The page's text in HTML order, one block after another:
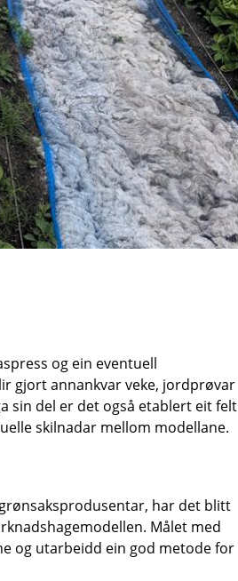
og ein eventuell
gjort annankvar veke, jordprøvar
sin del er det også etablert eit felt
skilnadar mellom modellane.
har det blitt
Målet med
og utarbeidd ein god metode for